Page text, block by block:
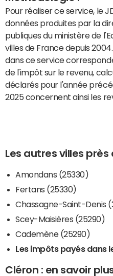
Pour réaliser ce service, le
données produites par la
publiques du ministère de
villes de France depuis
dans ce service
de l'impôt sur le revenu,
déclarés pour l'année
2025 concernent ainsi les
Les autres villes près
Amondans (25330)
Fertans (25330)
Chassagne-Saint-Denis
Scey-Maisières (25290)
Cademène (25290)
Les impôts payés dans
Cléron : en savoir